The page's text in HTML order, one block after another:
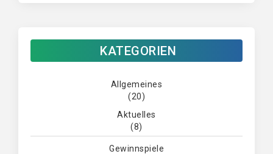
KATEGORIEN
Allgemeines
(20)
Aktuelles
(8)
Gewinnspiele